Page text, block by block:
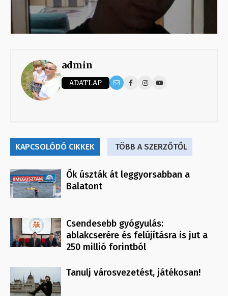
admin
ADATLAP
KAPCSOLÓDÓ CIKKEK TÖBB A SZERZŐTŐL
Ők úszták át leggyorsabban a
Balatont
Csendesebb gyógyulás:
ablakcserére és felújításra is jut a
250 millió forintból
Tanulj városvezetést, játékosan!